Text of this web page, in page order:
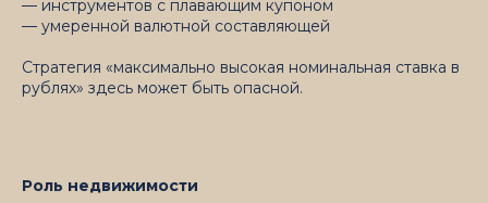
— инструментов с плавающим купоном
— умеренной валютной составляющей
Стратегия «максимально высокая номинальная ставка в
рублях» здесь может быть опасной.
Роль недвижимости